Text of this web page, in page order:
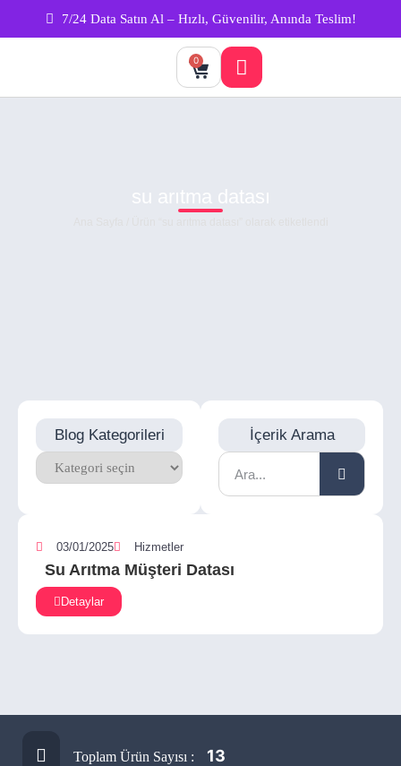
7/24 Data Satın Al – Hızlı, Güvenilir, Anında Teslim!
0
su arıtma datası
Blog Kategorileri İçerik Arama
03/01/2025 Hizmetler
Su Arıtma Müşteri Datası
Detaylar
Toplam Ürün Sayısı : 13